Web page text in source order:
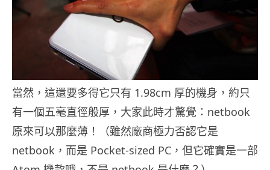
當然，這還要多得它只有 1.98cm 厚的機身，約只
有一個五毫直徑般厚，大家此時才驚覺：netbook
原來可以那麼薄！（雖然廠商極力否認它是
netbook，而是 Pocket-sized PC，但它確實是一部